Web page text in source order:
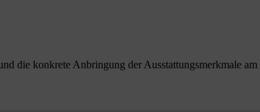
die konkrete Anbringung der Ausstattungsmerkmale